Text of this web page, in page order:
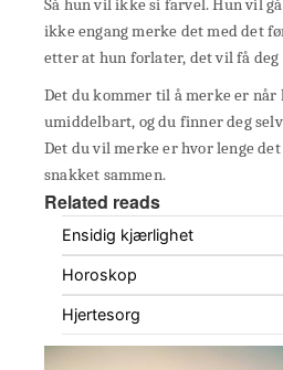
Så hun vil ikke si farvel. Hun vil
ikke engang merke det med det
etter at hun forlater, det vil få deg
Det du kommer til å merke er når
umiddelbart, og du finner deg
Det du vil merke er hvor lenge
snakket sammen.
Related reads
Ensidig kjærlighet
Horoskop
Hjertesorg